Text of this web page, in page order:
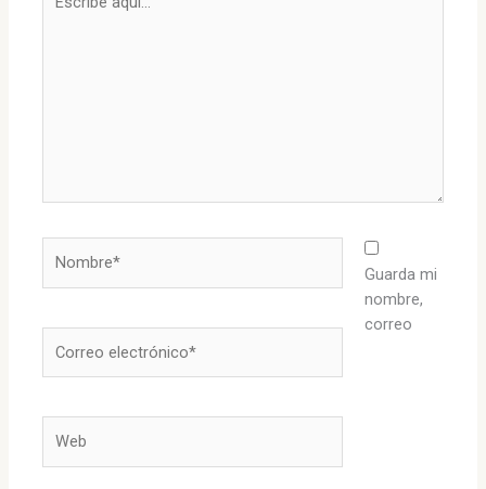
aquí...
electrónico*
Guarda mi
nombre,
correo